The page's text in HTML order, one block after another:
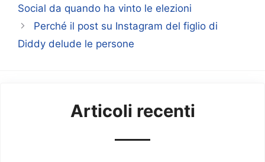
Social da quando ha vinto le elezioni
Perché il post su Instagram del figlio di
Diddy delude le persone
Articoli recenti